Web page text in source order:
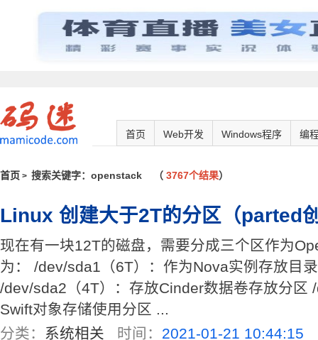
首页 Web开发 Windows程序 编
首页 > 搜索关键字：openstack （ 3767个结果）
Linux 创建大于2T的分区（parted
现在有一块12T的磁盘，需要分成三个区作为
为： /dev/sda1（6T）：作为Nova实例存放目
/dev/sda2（4T）：存放Cinder数据卷存放分区
Swift对象存储使用分区 ...
分类： 系统相关 时间： 2021-01-21 10:44:15